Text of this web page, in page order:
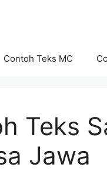
Contoh Teks MC
Teks
Jawa